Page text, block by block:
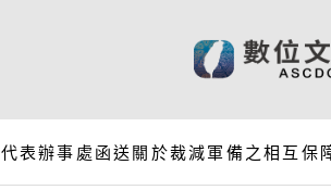
表辦事處函送關於裁減軍備之相互保